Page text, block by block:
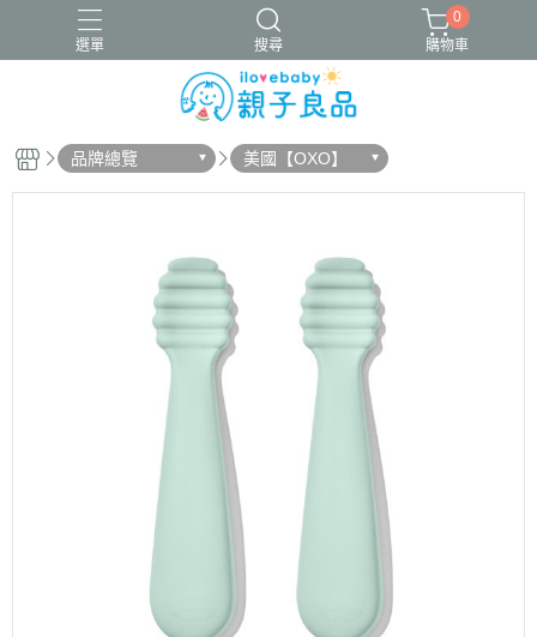
選單 搜尋
16吋腳踏車 ergobaby配件 寬口奶瓶
成長包巾卡片禮盒
0
購物車
品牌總覽 美國【OXO】